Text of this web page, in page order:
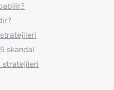
stratejileri
skandal
stratejileri